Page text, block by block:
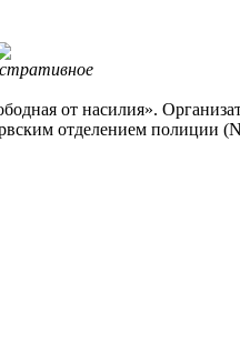
от насилия».
отделением полиции